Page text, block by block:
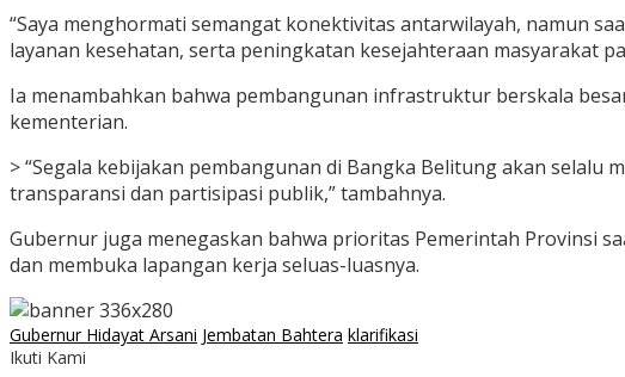
“Saya menghormati semangat konektivitas antarwilayah, namun
layanan kesehatan, serta peningkatan kesejahteraan masyarakat
Ia menambahkan bahwa pembangunan infrastruktur berskala
kementerian.
> “Segala kebijakan pembangunan di Bangka Belitung akan
transparansi dan partisipasi publik,” tambahnya.
Gubernur juga menegaskan bahwa prioritas Pemerintah Provinsi
dan membuka lapangan kerja seluas-luasnya.
Gubernur Hidayat Arsani Jembatan Bahtera klarifikasi
Ikuti Kami